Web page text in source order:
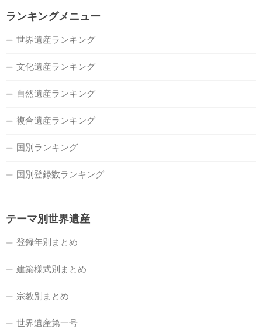
ランキングメニュー
世界遺産ランキング
文化遺産ランキング
自然遺産ランキング
複合遺産ランキング
国別ランキング
国別登録数ランキング
テーマ別世界遺産
登録年別まとめ
建築様式別まとめ
宗教別まとめ
世界遺産第一号